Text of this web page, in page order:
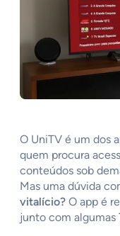
O UniTV é um dos
quem procura
conteúdos sob
Mas uma dúvida
vitalício? O app é
junto com algumas